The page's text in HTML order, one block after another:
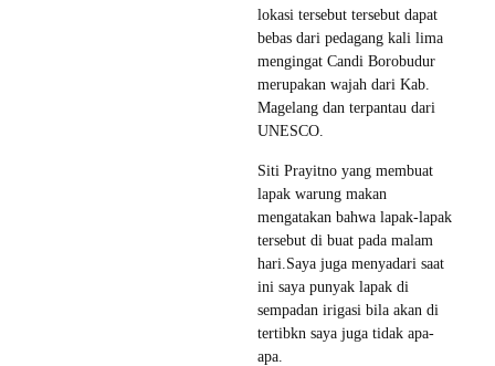
lokasi tersebut tersebut dapat
bebas dari pedagang kali lima
mengingat Candi Borobudur
merupakan wajah dari Kab.
Magelang dan terpantau dari
UNESCO.
Siti Prayitno yang membuat
lapak warung makan
mengatakan bahwa lapak-lapak
tersebut di buat pada malam
hari.Saya juga menyadari saat
ini saya punyak lapak di
sempadan irigasi bila akan di
tertibkn saya juga tidak apa-
apa.